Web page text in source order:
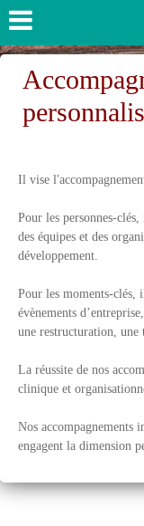
Il vise
Pour les personnes-
des équipes et des
développement.
Pour les moments-clés,
évènements
une restructuration, une
La réussite de nos
clinique et
Nos accompagnements
engagent la dimension